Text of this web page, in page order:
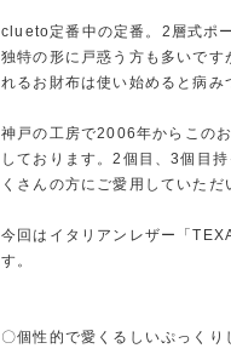
clueto定番中の定番。2層式ポー
独特の形に戸惑う方も多いです
れるお財布は使い始めると病み
神戸の工房で2006年からこの
しております。2個目、3個目
くさんの方にご愛用していただ
今回はイタリアンレザー「
す。
〇個性的で愛くるしいぷっくり